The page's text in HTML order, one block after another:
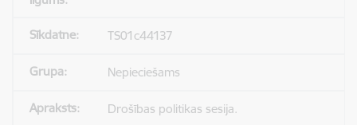
TS01c44137
Nepieciešams
Drošības politikas sesija.